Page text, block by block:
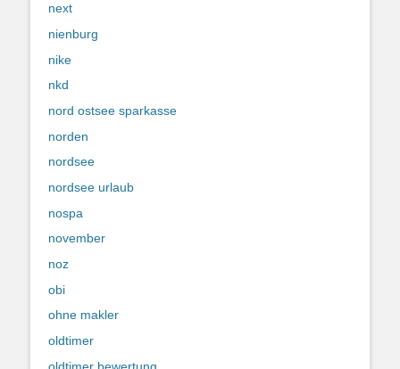
next
nienburg
nike
nkd
nord ostsee sparkasse
norden
nordsee
nordsee urlaub
nospa
november
noz
obi
ohne makler
oldtimer
oldtimer bewertung